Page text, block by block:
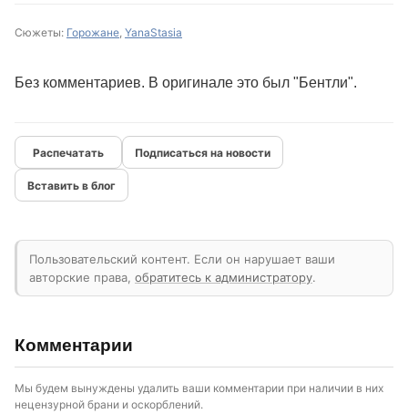
Сюжеты: Горожане, YanaStasia
Без комментариев. В оригинале это был "Бентли".
Подписаться на новости
Вставить в блог
Пользовательский контент. Если он нарушает ваши
авторские права, обратитесь к администратору.
Комментарии
Мы будем вынуждены удалить ваши комментарии при наличии в них
нецензурной брани и оскорблений.